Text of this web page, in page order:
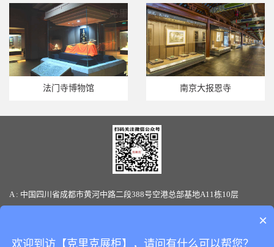
法门寺博物馆 南京大报恩寺
A : 中国四川省成都市黄河中路二段388号空港总部基地A11栋10层
×
欢迎到访【克里克展柜】，请问有什么可以帮您？